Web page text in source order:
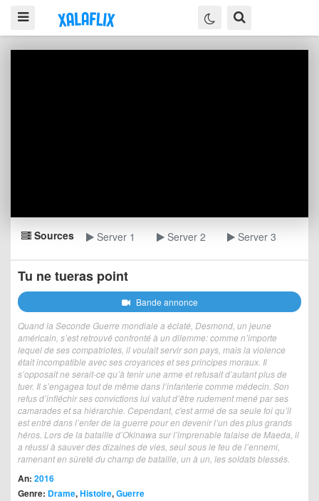
Sources Server 1 Server 2 Server 3
Tu ne tueras point
Bande annonce
Quand la Seconde Guerre mondiale a éclaté, Desmond, un jeune
américain, s’est retrouvé confronté à un dilemme: comme n’importe
lequel de ses compatriotes, il voulait servir son pays, mais la violence
était incompatible avec ses croyances et ses principes moraux. Il
s’opposait ne serait-ce qu’à tenir une arme et refusait d’autant plus de
tuer. Il s’engagea tout de même dans l’infanterie comme médecin. Son
refus d’infléchir ses convictions lui valut d’être rudement mené par ses
camarades et sa hiérarchie. Cependant, c'est armé de sa seule foi qu’il
est entré dans l’enfer de la guerre pour en devenir l’un des plus grands
héros. Lors de la bataille d’Okinawa sur l’imprenable falaise de Maeda, il
a réussi à sauver des dizaines de vies, seul sous le feu de l’ennemi,
ramenant en sûreté du champ de bataille, un à un, les soldats blessés.
An: 2016
Genre: Drame,Histoire,Guerre